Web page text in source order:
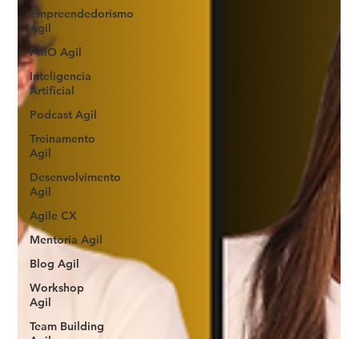
Empreendedorismo
Agil
PMO Agil
Inteligencia
Artificial
Podcast Agil
Treinamento
Agil
Desenvolvimento
Agil
Agile CX
Mentoria Agil
Blog Agil
Workshop
Agil
Team Building